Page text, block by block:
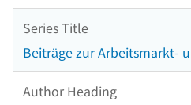
Series Title
Beiträge zur Arbeitsmarkt-
Author Heading